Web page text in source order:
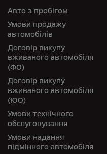
Авто з пробігом
Умови продажу
автомобілів
Договір викупу
вживаного автомобіля
(ФО)
Договір викупу
вживаного автомобіля
(ЮО)
Умови технічного
обслуговування
Умови надання
підмінного автомобіля